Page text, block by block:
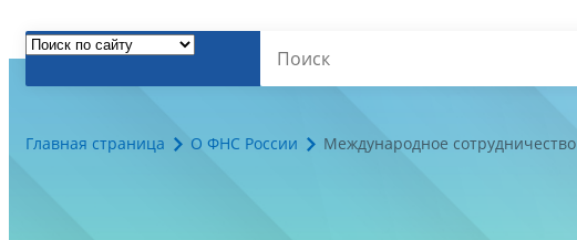
Главная страница О ФНС России Международное сотрудничество